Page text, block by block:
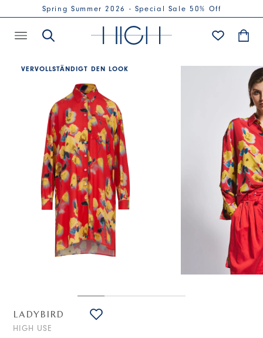
Spring Summer 2026 - Special Sale 50% Off
VERVOLLSTÄNDIGT DEN LOOK
LADYBIRD
HIGH USE